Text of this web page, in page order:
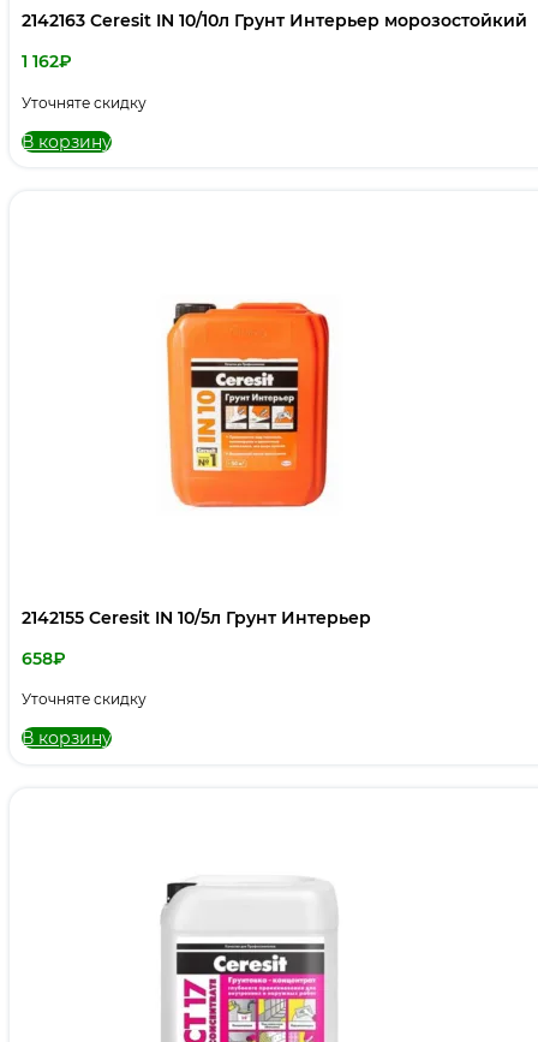
2142163 Ceresit IN 10/10л Грунт Интерьер морозостойкий
1 162₽
Уточняте скидку
В корзину
2142155 Ceresit IN 10/5л Грунт Интерьер
658₽
Уточняте скидку
В корзину